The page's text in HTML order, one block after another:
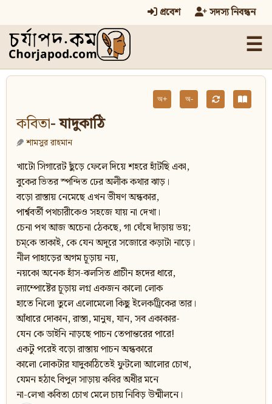
প্রবেশ সদস্য নিবন্ধন
☰
অ+ অ-
কবিতা- যাদুকাঠি
শামসুর রাহমান
খাটো সিগারেট ছুঁড়ে ফেলে দিয়ে শহরে হাঁটছি একা,
বুকের ভিতর স্পন্দিত ঢের অলীক কথার ঝাড়।
বড়ো রাস্তায় নেমেছে এখন ভীষণ অন্ধকার,
পার্শ্ববর্তী পথচারীকেও সহজে যায় না দেখা।
চেনা পথ আজ অচেনা ঠেকছে, গা ঘেঁষে দাঁড়ায় ভয়;
চম্‌কে তাকাই, কে যেন অদূরে সজোরে কড়াটা নাড়ে।
নীল পাহাড়ের অগম চূড়ায় নয়,
নয়কো অনেক হাঁস-ঝলসিত প্রাচীন হৃদের ধারে,
ল্যাম্পোষ্টের চূড়ায় লগ্ন একজন কালো লোক
হাতে নিলো তুলে এলোমেলো কিছু ইলেকট্রিকের তার।
আঁধারে দোকান, রাস্তা, মানুষ, যান, সব একাকার-
যেন কে ডাইনি নাড়ছে পাচন তেপান্তরের পারে!
একটু পরেই বড়ো রাস্তায় পাচন অন্ধকারে
কালো লোকটার যাদুকাঠিতেই ফুটলো আলোর চোখ,
যেমন হঠাৎ বিপুল সাড়ায় কবির অধীর মনে
না-লেখা কবিতা চোখ মেলে চায় নিবিড় উন্মীলনে।